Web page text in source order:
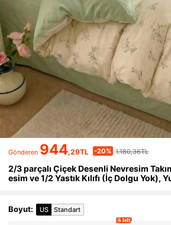
Gönderen 944,29TL -20% 1.180,36TL
2/3 parçalı Çiçek Desenli Nevresim
esim ve 1/2 Yastık Kılıfı (İç Dolgu Yok),
ndur
Boyut: US Standart
6 left